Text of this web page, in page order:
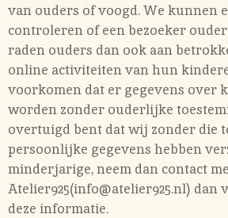
van ouders of voogd. We kunnen
controleren of een bezoeker ouder
raden ouders dan ook aan
online activiteiten van hun
voorkomen dat er gegevens over
worden zonder ouderlijke
overtuigd bent dat wij zonder die
persoonlijke gegevens hebben
minderjarige, neem dan contact
Atelier925(info@atelier925.nl)
deze informatie.